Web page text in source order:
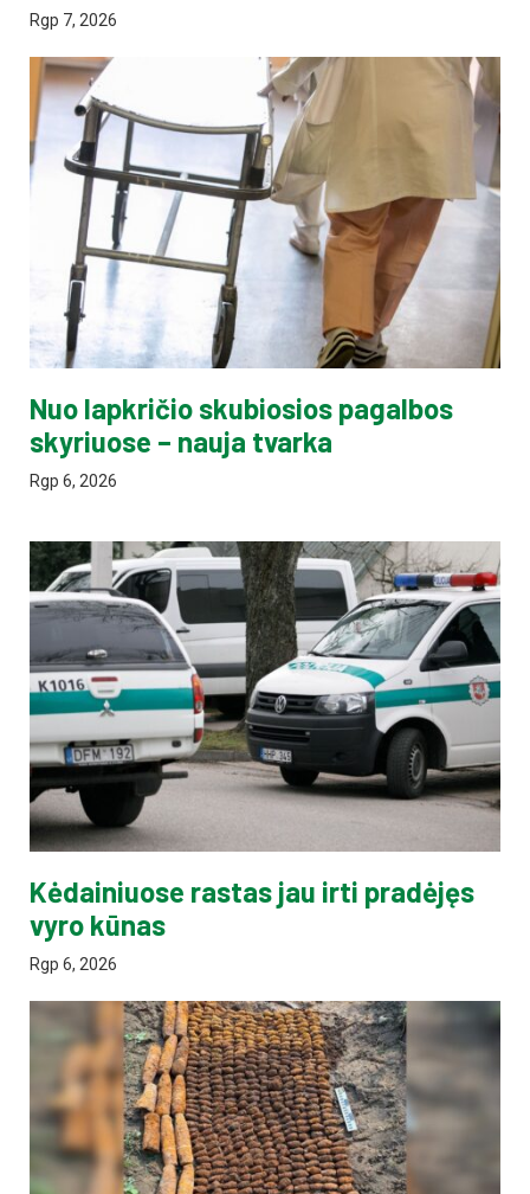
Rgp 7, 2026
Nuo lapkričio skubiosios pagalbos
skyriuose – nauja tvarka
Rgp 6, 2026
Kėdainiuose rastas jau irti pradėjęs
vyro kūnas
Rgp 6, 2026